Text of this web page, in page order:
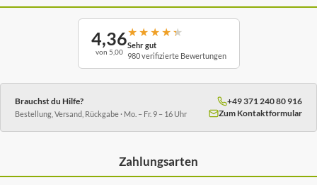
4,36
von 5,00
★ ★ ★ ★ ★
Sehr gut
980 verifizierte Bewertungen
Brauchst du Hilfe?
Bestellung, Versand, Rückgabe · Mo. – Fr. 9 – 16 Uhr
+49 371 240 80 916
Zum Kontaktformular
Zahlungsarten